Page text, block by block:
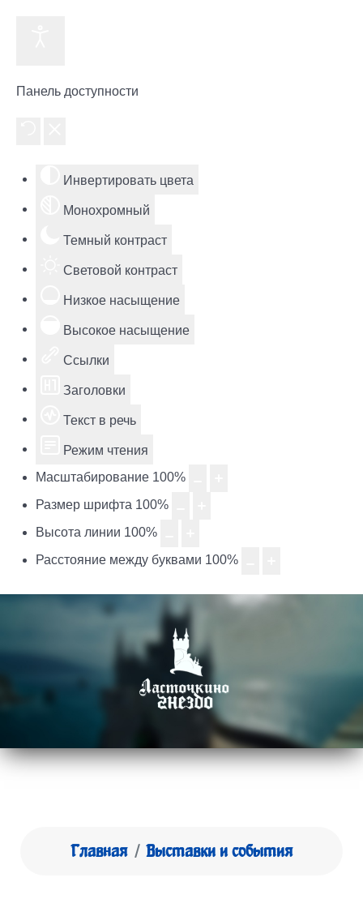
Панель доступности
Инвертировать цвета
Монохромный
Темный контраст
Световой контраст
Низкое насыщение
Высокое насыщение
Ссылки
Заголовки
Текст в речь
Режим чтения
Масштабирование 100%
Размер шрифта 100%
Высота линии 100%
Расстояние между буквами 100%
Главная Выставки и события